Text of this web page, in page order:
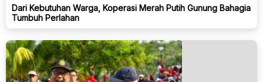
Dari Kebutuhan Warga, Koperasi Merah Putih Gunung Bahagia
Tumbuh Perlahan